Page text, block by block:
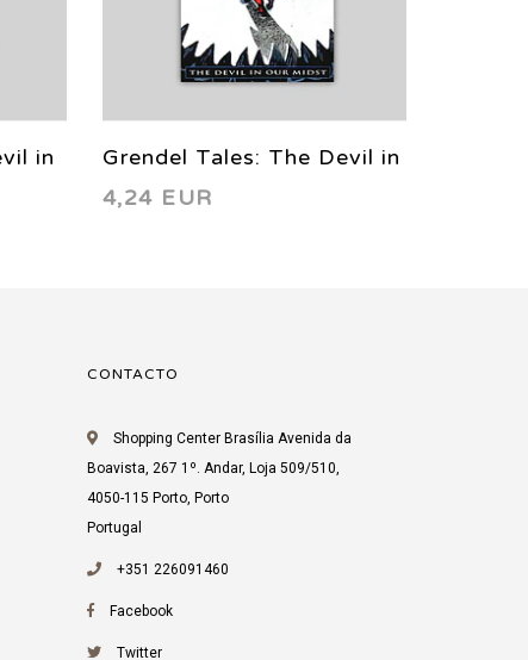
in
Grendel Tales: The Devil in
Our Midst 5 1994
4,24 EUR
CONTACTO
Shopping Center Brasília Avenida da
Boavista, 267 1º. Andar, Loja 509/510,
4050-115 Porto, Porto
Portugal
+351 226091460
Facebook
Twitter